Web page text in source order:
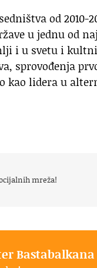
od
u jednu od
i u svetu i
sprovođenja
kao lidera u
mreža!
Bastabalkana